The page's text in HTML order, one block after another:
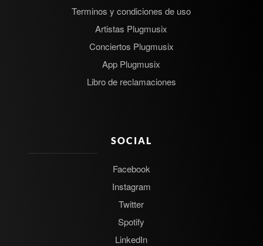
Terminos y condiciones de uso
Artistas Plugmusix
Conciertos Plugmusix
App Plugmusix
Libro de reclamaciones
SOCIAL
Facebook
Instagram
Twitter
Spotify
LinkedIn